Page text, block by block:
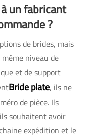
un fabricant
?
de brides, mais
niveau de
et de support
Bride plate, ils ne
de pièce. Ils
souhaitent avoir
expédition et le